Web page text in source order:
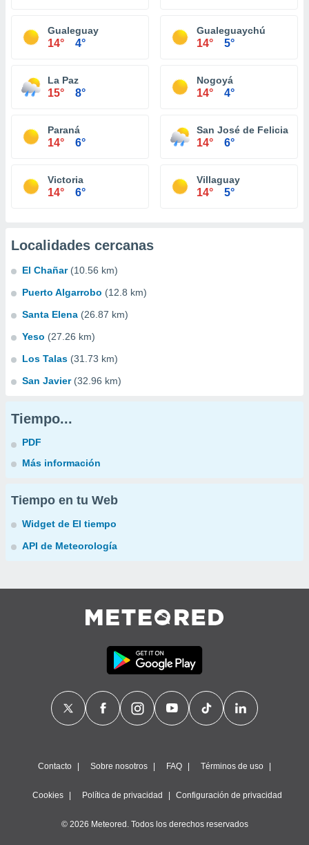
Gualeguay
14° 4°
Gualeguaychú
14° 5°
La Paz
15° 8°
Nogoyá
14° 4°
Paraná
14° 6°
San José de Feliciano
14° 6°
Victoria
14° 6°
Villaguay
14° 5°
Localidades cercanas
El Chañar (10.56 km)
Puerto Algarrobo (12.8 km)
Santa Elena (26.87 km)
Yeso (27.26 km)
Los Talas (31.73 km)
San Javier (32.96 km)
Tiempo...
PDF
Más información
Tiempo en tu Web
Widget de El tiempo
API de Meteorología
Contacto Sobre nosotros FAQ Términos de uso
Cookies Política de privacidad Configuración de privacidad
© 2026 Meteored. Todos los derechos reservados